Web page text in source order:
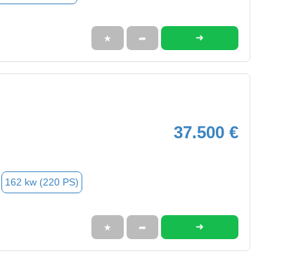
★ ➦ ➜
37.500 €
162 kw (220 PS)
★ ➦ ➜